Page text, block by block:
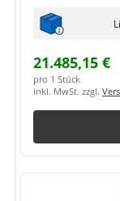
21.485,15 €
pro 1 Stück
inkl. MwSt. zzgl.